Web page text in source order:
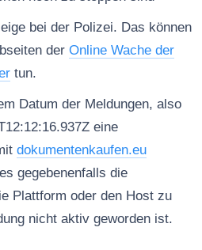
bei der Polizei. Das können
der Online Wache der
tun.
Datum der Meldungen, also
eine
dokumentenkaufen.eu
gegebenenfalls die
Plattform oder den Host zu
nicht aktiv geworden ist.